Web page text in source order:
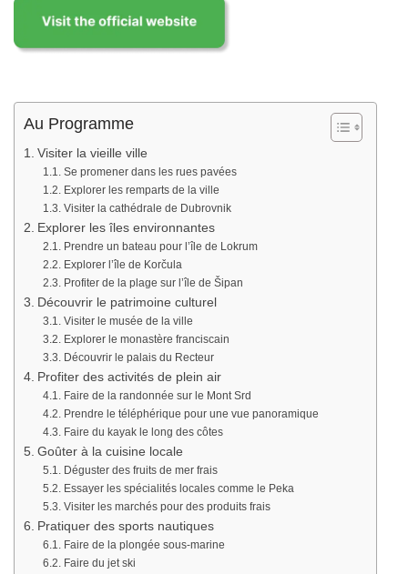
Au Programme
Visiter la vieille ville
Se promener dans les rues pavées
Explorer les remparts de la ville
Visiter la cathédrale de Dubrovnik
Explorer les îles environnantes
Prendre un bateau pour l’île de Lokrum
Explorer l’île de Korčula
Profiter de la plage sur l’île de Šipan
Découvrir le patrimoine culturel
Visiter le musée de la ville
Explorer le monastère franciscain
Découvrir le palais du Recteur
Profiter des activités de plein air
Faire de la randonnée sur le Mont Srd
Prendre le téléphérique pour une vue panoramique
Faire du kayak le long des côtes
Goûter à la cuisine locale
Déguster des fruits de mer frais
Essayer les spécialités locales comme le Peka
Visiter les marchés pour des produits frais
Pratiquer des sports nautiques
Faire de la plongée sous-marine
Faire du jet ski